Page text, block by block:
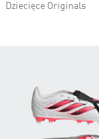
Dziecięce Originals